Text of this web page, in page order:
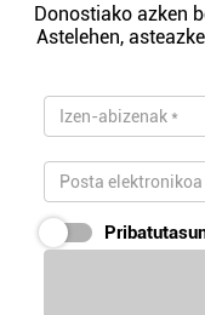
Donostiako azken
Astelehen,